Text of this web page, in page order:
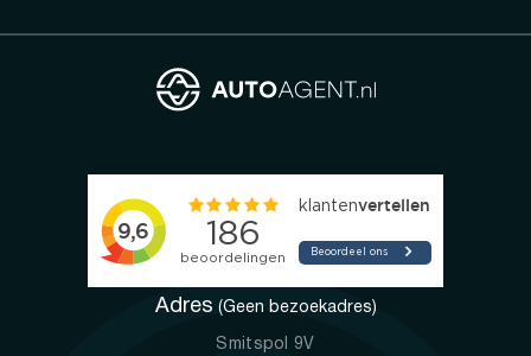
Adres (Geen bezoekadres)
Smitspol 9V